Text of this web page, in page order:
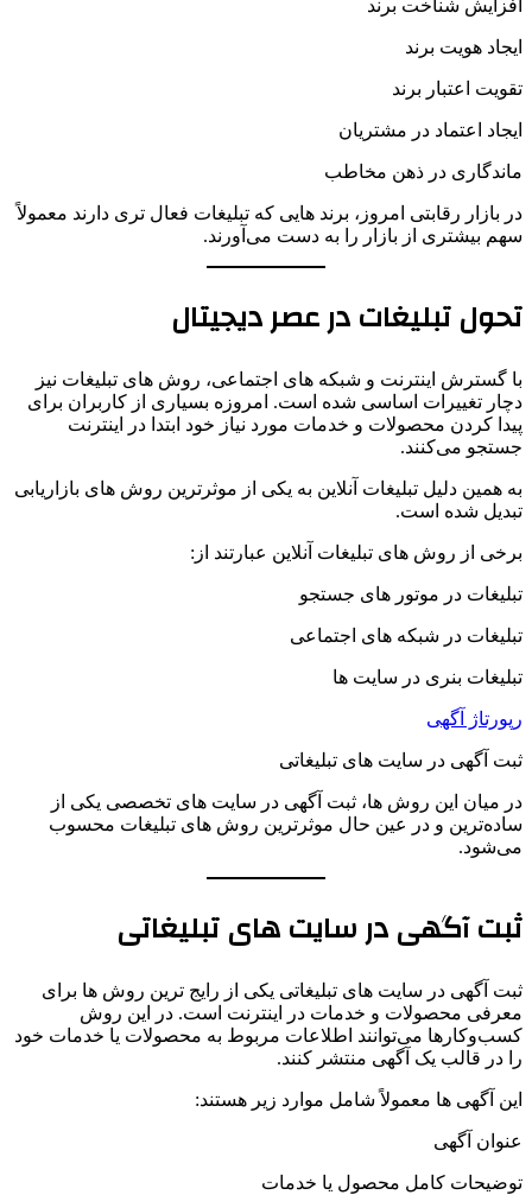
افزایش شناخت برند
ایجاد هویت برند
تقویت اعتبار برند
ایجاد اعتماد در مشتریان
ماندگاری در ذهن مخاطب
در بازار رقابتی امروز، برند هایی که تبلیغات فعال تری دارند معمولاً
سهم بیشتری از بازار را به دست می‌آورند.
تحول تبلیغات در عصر دیجیتال
با گسترش اینترنت و شبکه های اجتماعی، روش های تبلیغات نیز
دچار تغییرات اساسی شده است. امروزه بسیاری از کاربران برای
پیدا کردن محصولات و خدمات مورد نیاز خود ابتدا در اینترنت
جستجو می‌کنند.
به همین دلیل تبلیغات آنلاین به یکی از موثرترین روش های بازاریابی
تبدیل شده است.
برخی از روش های تبلیغات آنلاین عبارتند از:
تبلیغات در موتور های جستجو
تبلیغات در شبکه های اجتماعی
تبلیغات بنری در سایت ها
رپورتاژ آگهی
ثبت آگهی در سایت های تبلیغاتی
در میان این روش ها، ثبت آگهی در سایت های تخصصی یکی از
ساده‌ترین و در عین حال موثرترین روش های تبلیغات محسوب
می‌شود.
ثبت آگهی در سایت های تبلیغاتی
ثبت آگهی در سایت های تبلیغاتی یکی از رایج ترین روش ها برای
معرفی محصولات و خدمات در اینترنت است. در این روش
کسب‌وکارها می‌توانند اطلاعات مربوط به محصولات یا خدمات خود
را در قالب یک آگهی منتشر کنند.
این آگهی ها معمولاً شامل موارد زیر هستند:
عنوان آگهی
توضیحات کامل محصول یا خدمات